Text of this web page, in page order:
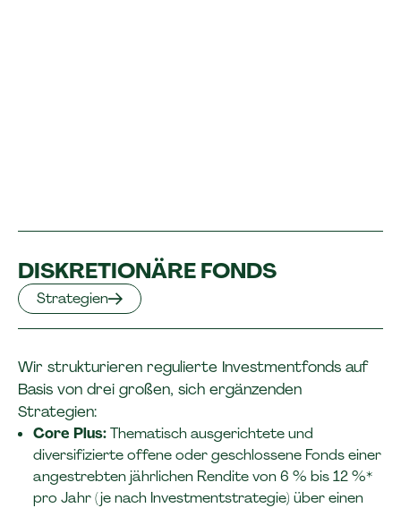
DISKRETIONÄRE FONDS
Strategien
Wir strukturieren regulierte Investmentfonds auf
Basis von drei großen, sich ergänzenden
Strategien:
Core Plus:Thematisch ausgerichtete und
diversifizierte offene oder geschlossene Fonds einer
angestrebten jährlichen Rendite von 6 % bis 12 %*
pro Jahr (je nach Investmentstrategie) über einen